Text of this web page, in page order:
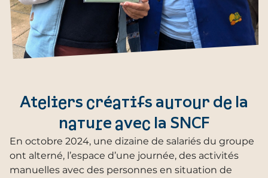
Ateliers créatifs autour de la
nature avec la SNCF
En octobre 2024, une dizaine de salariés du groupe
ont alterné, l’espace d’une journée, des activités
manuelles avec des personnes en situation de